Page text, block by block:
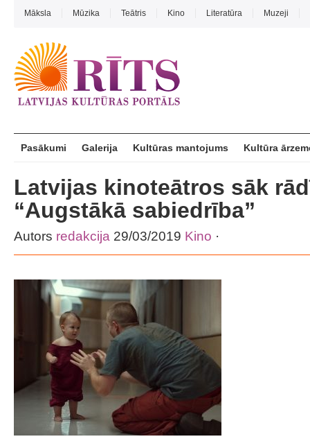
Māksla Mūzika Teātris Kino Literatūra Muzeji
Pasākumi Galerija Kultūras mantojums Kultūra
Latvijas kinoteātros sāk
“Augstākā sabiedrība”
Autors redakcija 29/03/2019 Kino ·